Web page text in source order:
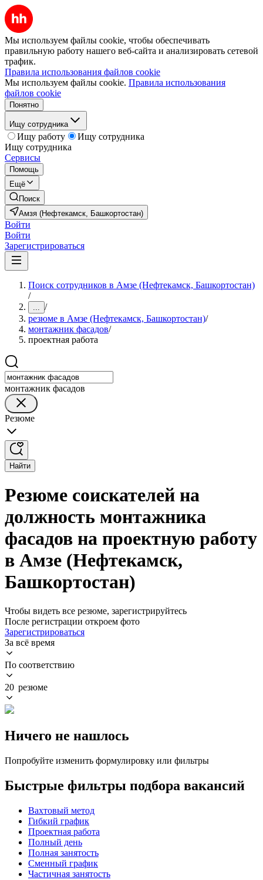
Мы используем файлы cookie, чтобы обеспечивать
правильную работу нашего веб-сайта и анализировать сетевой
трафик.
Правила использования файлов cookie
Мы используем файлы cookie. Правила использования
файлов cookie
Понятно
Ищу сотрудника
Ищу работу
Ищу сотрудника
Ищу сотрудника
Сервисы
Помощь
Ещё
Поиск
Амзя (Нефтекамск, Башкортостан)
Войти
Войти
Зарегистрироваться
Поиск сотрудников в Амзе (Нефтекамск, Башкортостан)
/
... /
резюме в Амзе (Нефтекамск, Башкортостан)/
монтажник фасадов/
проектная работа
монтажник фасадов
Резюме
Найти
Резюме соискателей на
должность монтажника
фасадов на проектную работу
в Амзе (Нефтекамск,
Башкортостан)
Чтобы видеть все резюме, зарегистрируйтесь
После регистрации откроем фото
Зарегистрироваться
За всё время
По соответствию
20 резюме
Ничего не нашлось
Попробуйте изменить формулировку или фильтры
Быстрые фильтры подбора вакансий
Вахтовый метод
Гибкий график
Проектная работа
Полный день
Полная занятость
Сменный график
Частичная занятость